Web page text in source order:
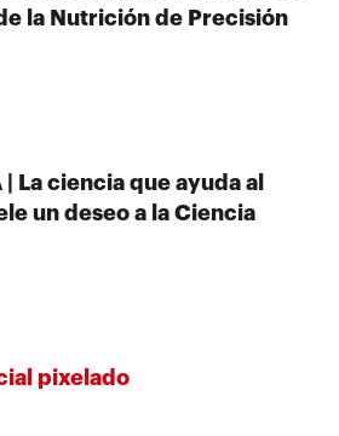
la Nutrición de Precisión
| La ciencia que ayuda al
un deseo a la Ciencia
pixelado